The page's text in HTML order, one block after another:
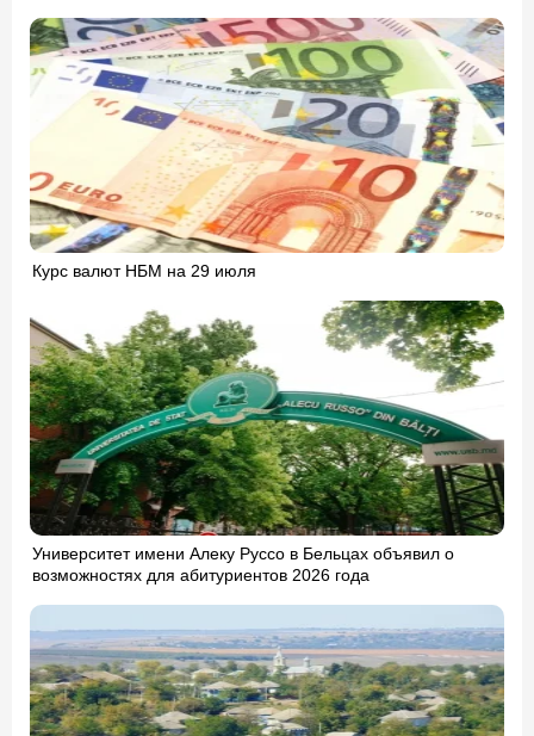
Курс валют НБМ на 29 июля
Университет имени Алеку Руссо в Бельцах объявил о
возможностях для абитуриентов 2026 года